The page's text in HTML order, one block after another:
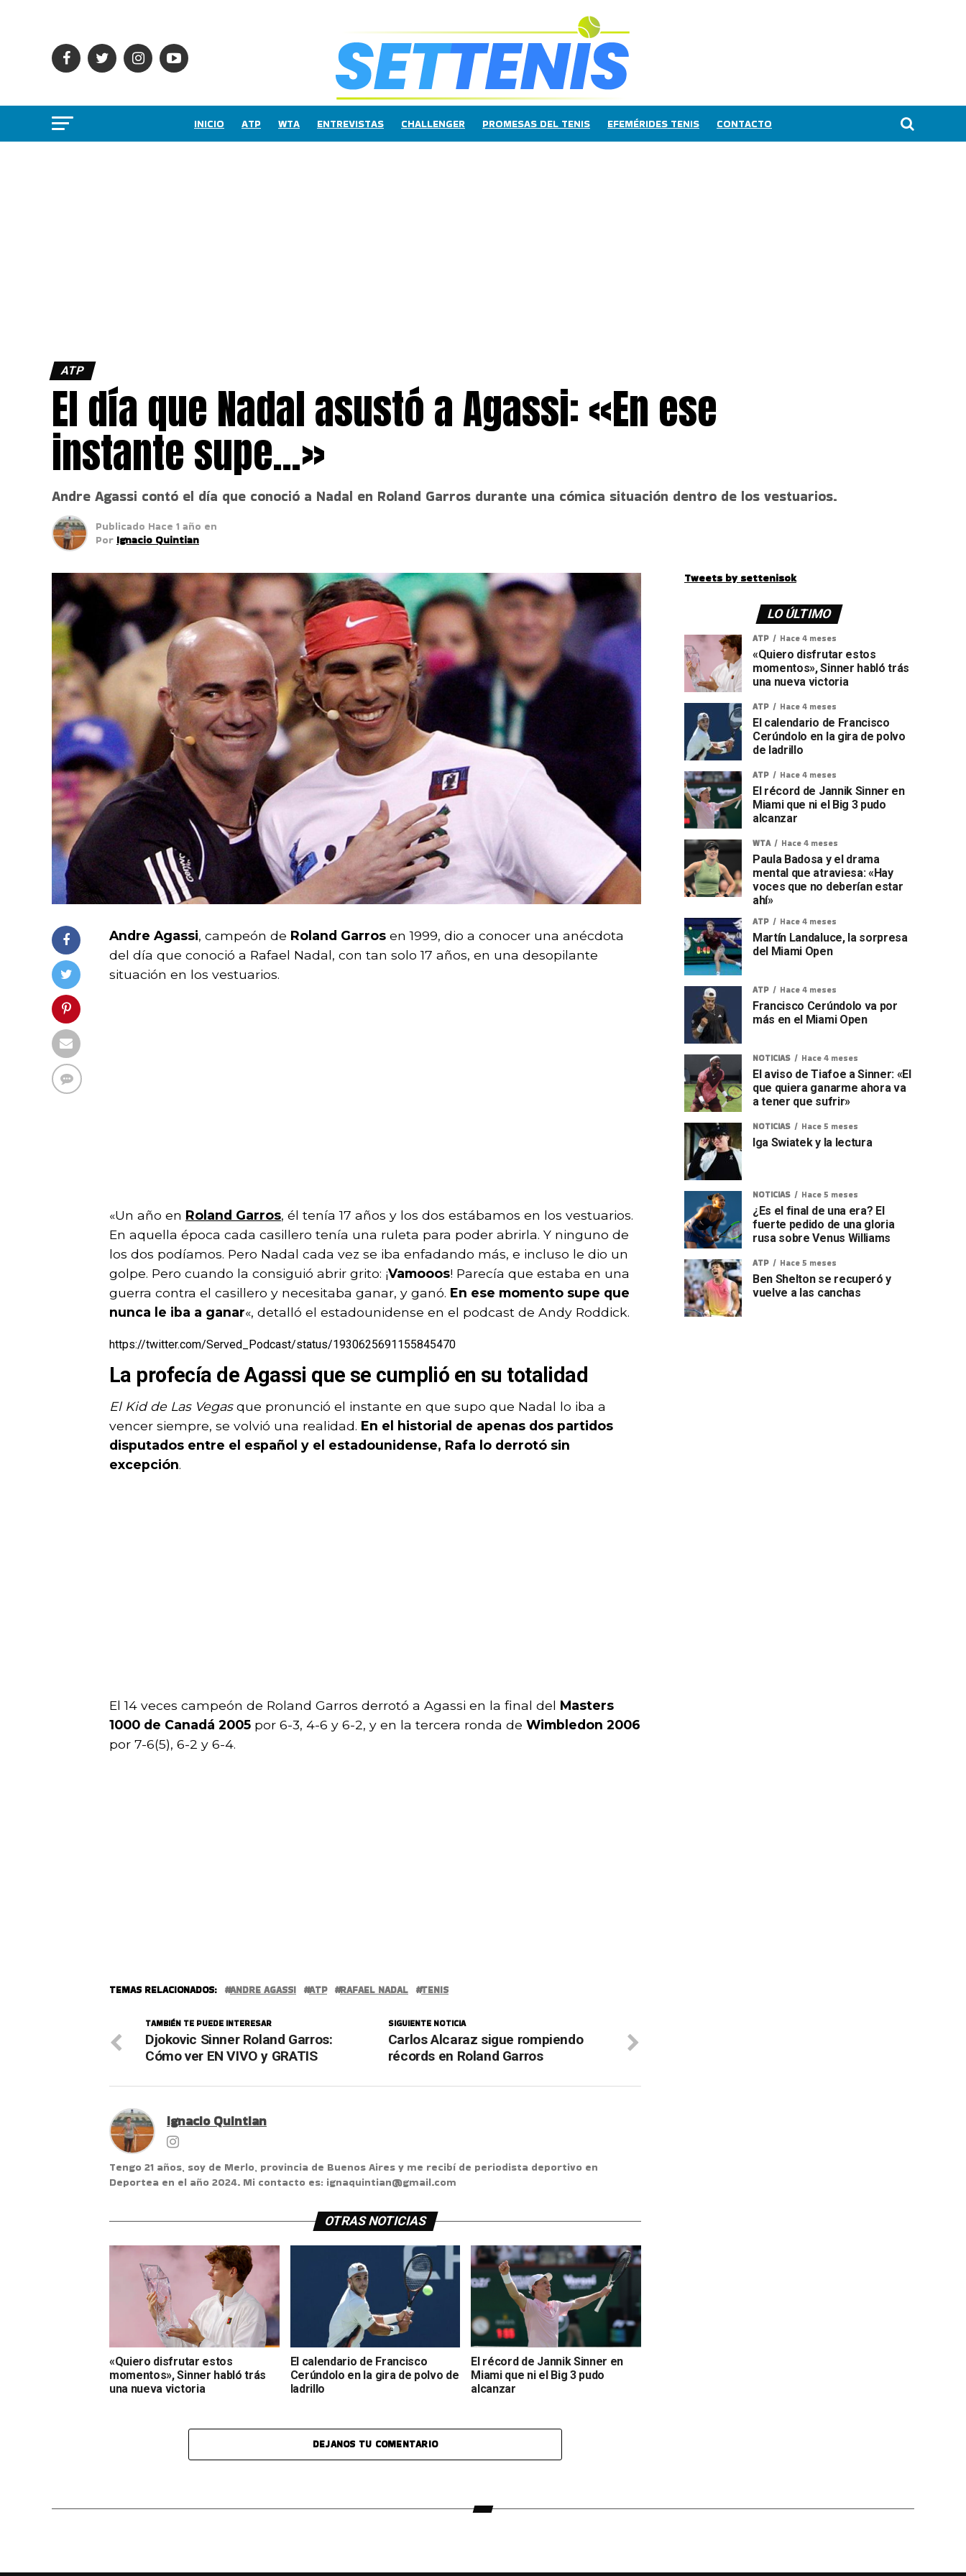
INICIO ATP WTA ENTREVISTAS CHALLENGER PROMESAS DEL TENIS EFEMÉRIDES TENIS CONTACTO
ATP
El día que Nadal asustó a Agassi: «En ese
instante supe…»
Andre Agassi contó el día que conoció a Nadal en Roland Garros durante una cómica situación dentro de los vestuarios.
Publicado Hace 1 año en
Por Ignacio Quintian
Andre Agassi, campeón de Roland Garros en 1999, dio a conocer una anécdota
del día que conoció a Rafael Nadal, con tan solo 17 años, en una desopilante
situación en los vestuarios.
«Un año en Roland Garros, él tenía 17 años y los dos estábamos en los vestuarios.
En aquella época cada casillero tenía una ruleta para poder abrirla. Y ninguno de
los dos podíamos. Pero Nadal cada vez se iba enfadando más, e incluso le dio un
golpe. Pero cuando la consiguió abrir grito: ¡Vamooos! Parecía que estaba en una
guerra contra el casillero y necesitaba ganar, y ganó. En ese momento supe que
nunca le iba a ganar«, detalló el estadounidense en el podcast de Andy Roddick.
https://twitter.com/Served_Podcast/status/1930625691155845470
La profecía de Agassi que se cumplió en su totalidad
El Kid de Las Vegasque pronunció el instante en que supo que Nadal lo iba a
vencer siempre, se volvió una realidad. En el historial de apenas dos partidos
disputados entre el español y el estadounidense, Rafa lo derrotó sin
excepción.
El 14 veces campeón de Roland Garros derrotó a Agassi en la final del Masters
1000 de Canadá 2005 por 6-3, 4-6 y 6-2, y en la tercera ronda de Wimbledon 2006
por 7-6(5), 6-2 y 6-4.
TEMAS RELACIONADOS: ANDRE AGASSI ATP RAFAEL NADAL TENIS
SIGUIENTE NOTICIA
Carlos Alcaraz sigue rompiendo
récords en Roland Garros
TAMBIÉN TE PUEDE INTERESAR
Djokovic Sinner Roland Garros:
Cómo ver EN VIVO y GRATIS
Ignacio Quintian
Tengo 21 años, soy de Merlo, provincia de Buenos Aires y me recibí de periodista deportivo en
Deportea en el año 2024. Mi contacto es: ignaquintian@gmail.com
OTRAS NOTICIAS
«Quiero disfrutar estos
momentos», Sinner habló trás
una nueva victoria
El calendario de Francisco
Cerúndolo en la gira de polvo de
ladrillo
El récord de Jannik Sinner en
Miami que ni el Big 3 pudo
alcanzar
DEJANOS TU COMENTARIO
Tweets by settenisok
LO ÚLTIMO
ATP Hace 4 meses
«Quiero disfrutar estos
momentos», Sinner habló trás
una nueva victoria
ATP Hace 4 meses
El calendario de Francisco
Cerúndolo en la gira de polvo
de ladrillo
ATP Hace 4 meses
El récord de Jannik Sinner en
Miami que ni el Big 3 pudo
alcanzar
WTA Hace 4 meses
Paula Badosa y el drama
mental que atraviesa: «Hay
voces que no deberían estar
ahí»
ATP Hace 4 meses
Martín Landaluce, la sorpresa
del Miami Open
ATP Hace 4 meses
Francisco Cerúndolo va por
más en el Miami Open
NOTICIAS Hace 4 meses
El aviso de Tiafoe a Sinner: «El
que quiera ganarme ahora va
a tener que sufrir»
NOTICIAS Hace 5 meses
Iga Swiatek y la lectura
NOTICIAS Hace 5 meses
¿Es el final de una era? El
fuerte pedido de una gloria
rusa sobre Venus Williams
ATP Hace 5 meses
Ben Shelton se recuperó y
vuelve a las canchas